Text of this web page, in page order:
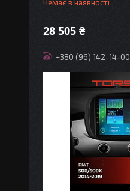
Немає в наявності
28 505 ₴
+380 (96) 142-14-00